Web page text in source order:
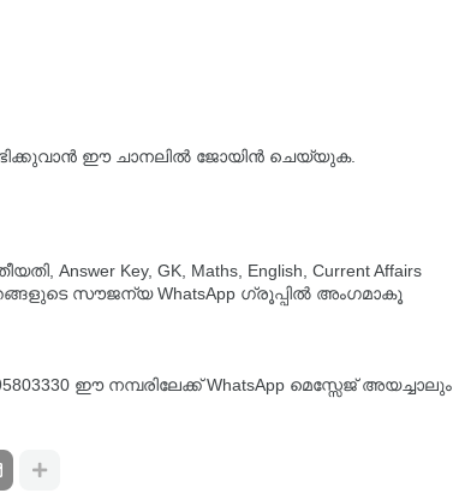
ഈ ചാനലിൽ ജോയിൻ ചെയ്യുക.
Key, GK, Maths, English, Current Affairs
സൗജന്യ WhatsApp ഗ്രൂപ്പിൽ അംഗമാകൂ
ഈ നമ്പരിലേക്ക് WhatsApp മെസ്സേജ് അയച്ചാലും